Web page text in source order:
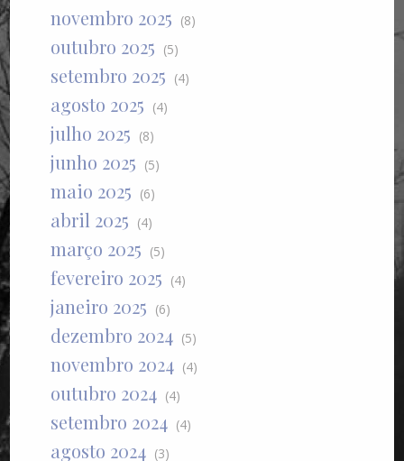
novembro 2025 (8)
outubro 2025 (5)
setembro 2025 (4)
agosto 2025 (4)
julho 2025 (8)
junho 2025 (5)
maio 2025 (6)
abril 2025 (4)
março 2025 (5)
fevereiro 2025 (4)
janeiro 2025 (6)
dezembro 2024 (5)
novembro 2024 (4)
outubro 2024 (4)
setembro 2024 (4)
agosto 2024 (3)